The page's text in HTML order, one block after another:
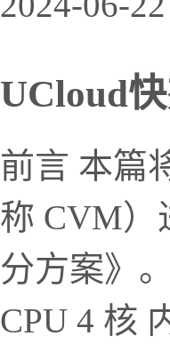
UCloud
前言 本篇
称 CVM）
分方案》
CPU 4 核